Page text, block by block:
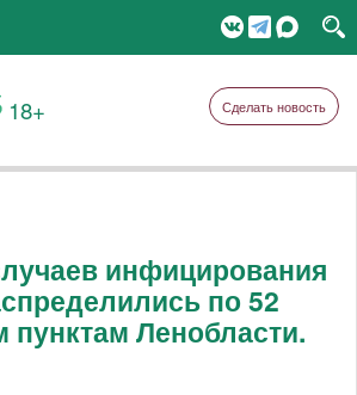
18+ Сделать новость
инфицирования
по 52
Ленобласти.